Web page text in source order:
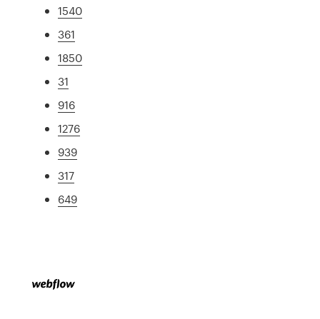
1540
361
1850
31
916
1276
939
317
649